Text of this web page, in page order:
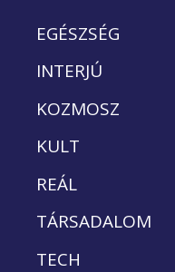
EGÉSZSÉG
INTERJÚ
KOZMOSZ
KULT
REÁL
TÁRSADALOM
TECH